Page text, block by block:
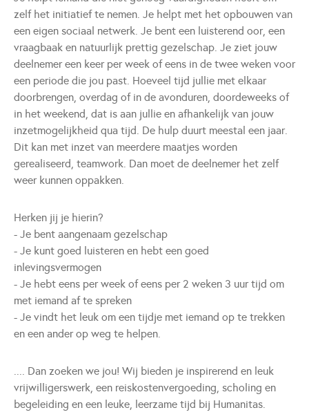
zelf het initiatief te nemen. Je helpt met het opbouwen van
een eigen sociaal netwerk. Je bent een luisterend oor, een
vraagbaak en natuurlijk prettig gezelschap. Je ziet jouw
deelnemer een keer per week of eens in de twee weken voor
een periode die jou past. Hoeveel tijd jullie met elkaar
doorbrengen, overdag of in de avonduren, doordeweeks of
in het weekend, dat is aan jullie en afhankelijk van jouw
inzetmogelijkheid qua tijd. De hulp duurt meestal een jaar.
Dit kan met inzet van meerdere maatjes worden
gerealiseerd, teamwork. Dan moet de deelnemer het zelf
weer kunnen oppakken.
Herken jij je hierin?
- Je bent aangenaam gezelschap
- Je kunt goed luisteren en hebt een goed
inlevingsvermogen
- Je hebt eens per week of eens per 2 weken 3 uur tijd om
met iemand af te spreken
- Je vindt het leuk om een tijdje met iemand op te trekken
en een ander op weg te helpen.
.... Dan zoeken we jou! Wij bieden je inspirerend en leuk
vrijwilligerswerk, een reiskostenvergoeding, scholing en
begeleiding en een leuke, leerzame tijd bij Humanitas.